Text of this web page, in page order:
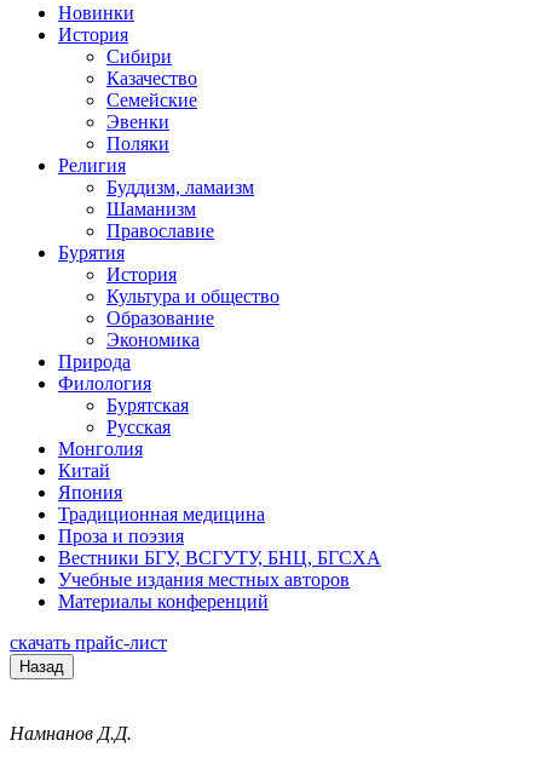
Новинки
История
Сибири
Казачество
Семейские
Эвенки
Поляки
Религия
Буддизм, ламаизм
Шаманизм
Православие
Бурятия
История
Культура и общество
Образование
Экономика
Природа
Филология
Бурятская
Русская
Монголия
Китай
Япония
Традиционная медицина
Проза и поэзия
Вестники БГУ, ВСГУТУ, БНЦ, БГСХА
Учебные издания местных авторов
Материалы конференций
скачать прайс-лист
Назад
Намнанов Д.Д.